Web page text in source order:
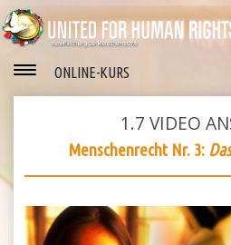
ONLINE-KURS
1.7 VIDEO
Menschenrecht Nr. 3: